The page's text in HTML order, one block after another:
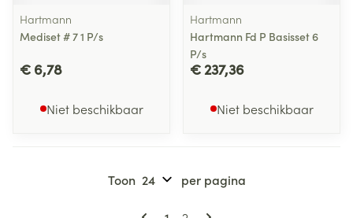
Hartmann
Mediset # 7 1 P/s
€ 6,78
Niet beschikbaar
Hartmann
Hartmann Fd P Basisset 6
P/s
€ 237,36
Niet beschikbaar
Pagina's
Toon per pagina